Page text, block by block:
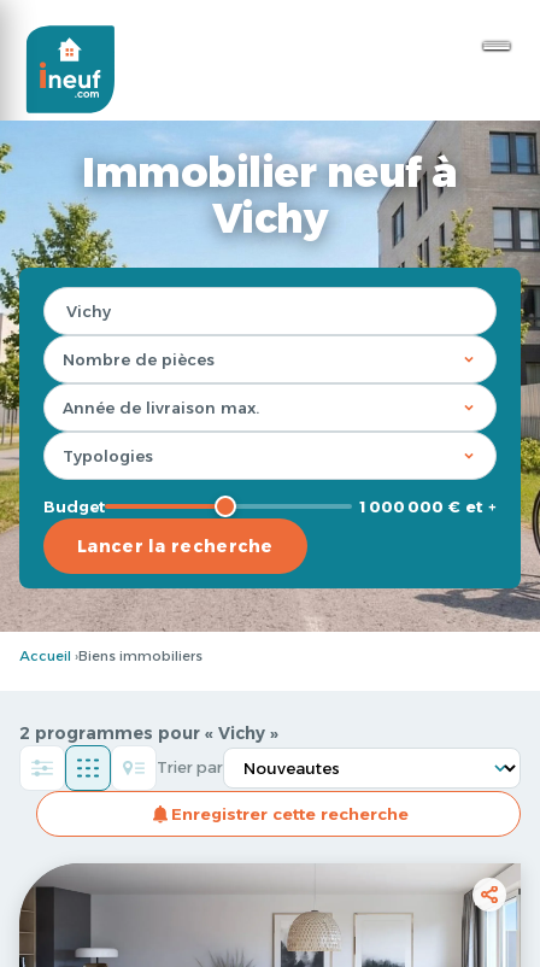
Immobilier neuf à
Vichy
Budget 1 000 000 € et +
Lancer la recherche
Accueil Biens immobiliers
2 programmes pour « Vichy »
Enregistrer cette recherche
Trier par